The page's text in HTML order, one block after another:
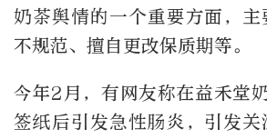
奶茶舆情的一个重要方面，
不规范、擅自更改保质期等。
今年2月，有网友称在益禾堂
签纸后引发急性肠炎，引发